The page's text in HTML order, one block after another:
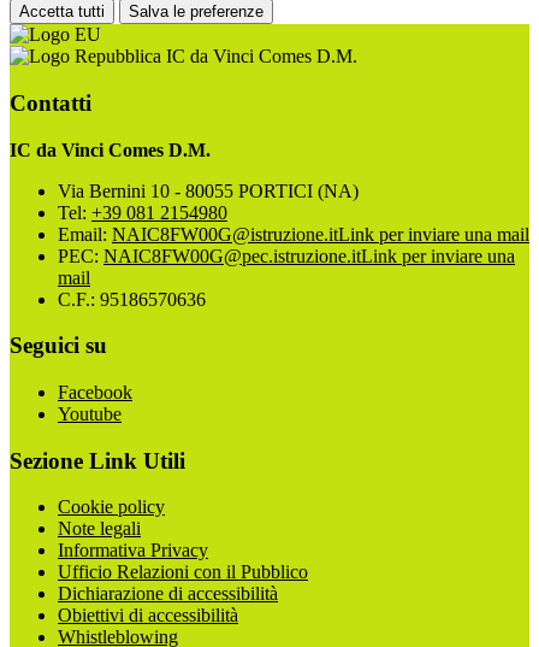
Accetta tutti Salva le preferenze
IC da Vinci Comes D.M.
Contatti
IC da Vinci Comes D.M.
Via Bernini 10 - 80055 PORTICI (NA)
Tel: +39 081 2154980
Email: NAIC8FW00G@istruzione.itLink per inviare una mail
PEC: NAIC8FW00G@pec.istruzione.itLink per inviare una
mail
C.F.: 95186570636
Seguici su
Facebook
Youtube
Sezione Link Utili
Cookie policy
Note legali
Informativa Privacy
Ufficio Relazioni con il Pubblico
Dichiarazione di accessibilità
Obiettivi di accessibilità
Whistleblowing